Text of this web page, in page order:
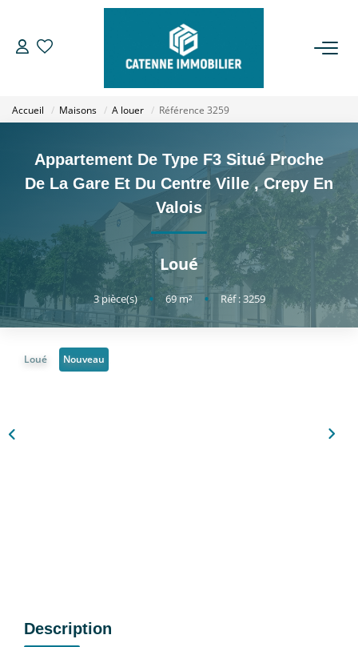
LOUER
ESTIMER
GESTION
NOTRE AGENCE
Qui Sommes Nous
Accueil Maisons A louer Référence 3259
Appartement De Type F3 Situé Proche
De La Gare Et Du Centre Ville,Crepy En
Valois
Loué
3pièce(s) • 69m² • Réf : 3259
Loué Nouveau
Description